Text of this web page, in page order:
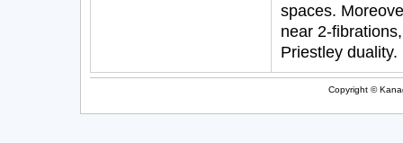
spaces.
near 2-
Priestley duality.
Copyright ©